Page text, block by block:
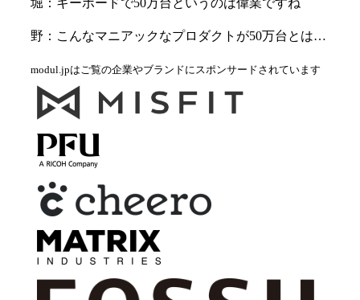
野：こんなマニアックなプロダクトが50万台とは…
modul.jpはご覧の企業やブランドにスポンサードされています